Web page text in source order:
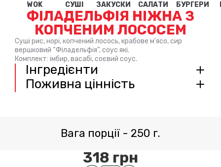
WOK СУШІ ЗАКУСКИ САЛАТИ БУРГЕРИ
ФІЛАДЕЛЬФІЯ НІЖНА З
КОПЧЕНИМ ЛОСОСЕМ
Суші рис, норі, копчений лосось, крабове м’ясо, сир
вершковий “Філадельфія”, соус які.
Комплект: імбир, васабі, соєвий соус.
Інгредієнти
Поживна цінність
Вага порції - 250 г.
318 грн